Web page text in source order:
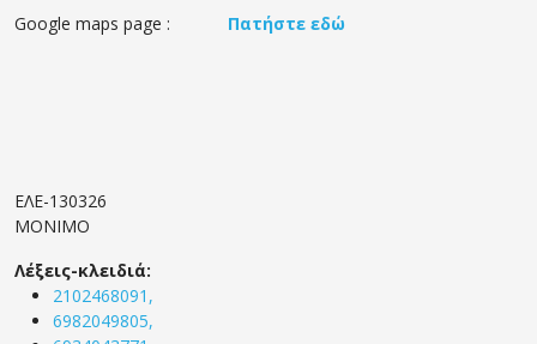
Google maps page :
Πατήστε εδώ
ΕΛΕ-130326
ΜΟΝΙΜΟ
Λέξεις-κλειδιά:
2102468091,
6982049805,